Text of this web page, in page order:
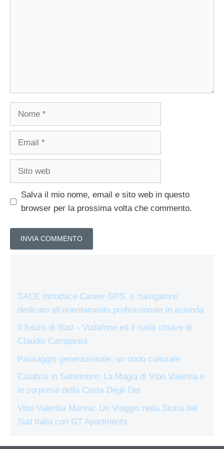
Nome
Email
Sito
Salva il mio nome, email e sito web in questo
browser per la prossima volta che commento.
SACE introduce Career GPS, il ‘navigatore’
dedicato all’orientamento professionale in azienda
Il futuro di Iliad – Vodafone ed il ruolo chiave di
Claudio Campanini
Passaggio generazionale: un nodo culturale
Calabria in Settembre: La Magia di Vibo Valentia e
le sorprese della Costa Degli Dei
Vibo Valentia Marina: Un Viaggio nella Storia del
Sud Italia con GT Apartments